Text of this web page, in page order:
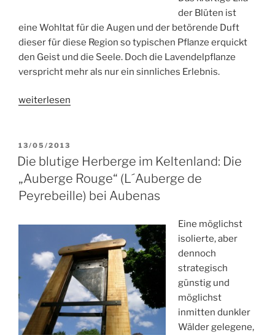
der Blüten ist
eine Wohltat für die Augen und der betörende Duft
dieser für diese Region so typischen Pflanze erquickt
den Geist und die Seele. Doch die Lavendelpflanze
verspricht mehr als nur ein sinnliches Erlebnis.
„Lavendel
eines
Duftes
im
Land
des
weiterlesen
VERÖFFENTLICHT
AM
13/05/2013
Die blutige Herberge im Keltenland: Die
„Auberge Rouge“ (L´Auberge de
Peyrebeille) bei Aubenas
Eine möglichst
isolierte, aber
dennoch
strategisch
günstig und
möglichst
inmitten dunkler
Wälder gelegene,